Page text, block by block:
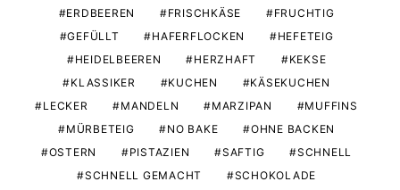
ERDBEEREN
FRISCHKÄSE
FRUCHTIG
GEFÜLLT
HAFERFLOCKEN
HEFETEIG
HEIDELBEEREN
HERZHAFT
KEKSE
KLASSIKER
KUCHEN
KÄSEKUCHEN
LECKER
MANDELN MARZIPAN
MUFFINS
MÜRBETEIG
NO BAKE
OHNE BACKEN
OSTERN
PISTAZIEN SAFTIG
SCHNELL
SCHNELL GEMACHT
SCHOKOLADE